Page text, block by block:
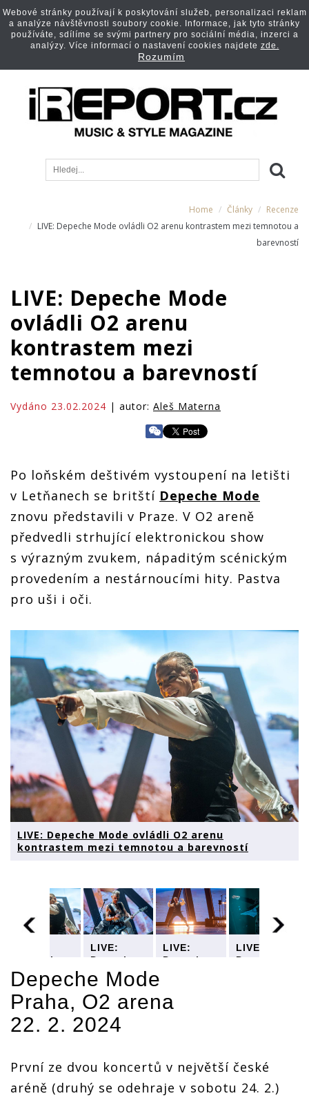
Home Články
Recenze
LIVE: Depeche Mode ovládli O2 arenu kontrastem mezi temnotou a
barevností
LIVE: Depeche Mode
ovládli O2 arenu
kontrastem mezi
temnotou a barevností
Vydáno 23.02.2024 | autor: Aleš Materna
Po loňském deštivém vystoupení na letišti
v Letňanech se britští Depeche Mode
znovu představili v Praze. V O2 areně
předvedli strhující elektronickou show
s výrazným zvukem, nápaditým scénickým
provedením a nestárnoucími hity. Pastva
pro uši i oči.
LIVE: Depeche Mode ovládli O2 arenu
kontrastem mezi temnotou a barevností
Depeche
Mode
ovládli O2
arenu
kontrastem
mezi
temnotou
barevností
LIVE:
Depeche
Mode
ovládli O2
arenu
kontrastem
mezi
temnotou
barevností
LIVE:
Depeche
arenu
kontrastem
barevností
LIVE:
Depeche
barevností
Depeche Mode
Praha, O2 arena
22. 2. 2024
První ze dvou koncertů v největší české
aréně (druhý se odehraje v sobotu 24. 2.)
Webové stránky používají k poskytování služeb, personalizaci reklam
a analýze návštěvnosti soubory cookie. Informace, jak tyto stránky
používáte, sdílíme se svými partnery pro sociální média, inzerci a
analýzy. Více informací o nastavení cookies najdete zde.
Rozumím